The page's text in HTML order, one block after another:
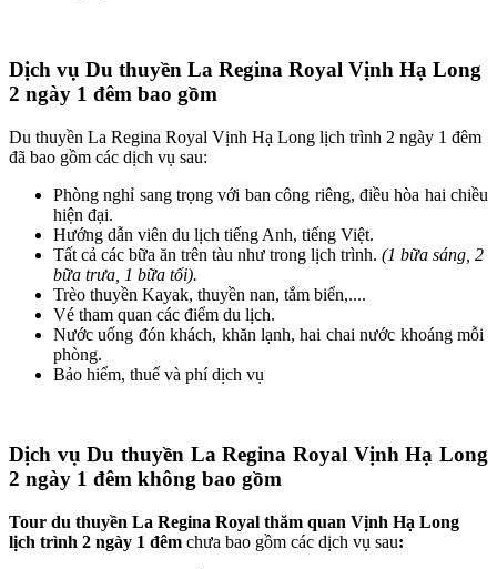
Dịch vụ Du thuyền La Regina Royal Vịnh Hạ Long
2 ngày 1 đêm bao gồm
Du thuyền La Regina Royal Vịnh Hạ Long lịch trình 2 ngày 1 đêm
đã bao gồm các dịch vụ sau:
Phòng nghỉ sang trọng với ban công riêng, điều hòa hai chiều
hiện đại.
Hướng dẫn viên du lịch tiếng Anh, tiếng Việt.
Tất cả các bữa ăn trên tàu như trong lịch trình. (1 bữa sáng, 2
bữa trưa, 1 bữa tối).
Trèo thuyền Kayak, thuyền nan, tắm biển,....
Vé tham quan các điểm du lịch.
Nước uống đón khách, khăn lạnh, hai chai nước khoáng mỗi
phòng.
Bảo hiểm, thuế và phí dịch vụ
Dịch vụ Du thuyền La Regina Royal Vịnh Hạ Long
2 ngày 1 đêm không bao gồm
Tour du thuyền La Regina Royal thăm quan Vịnh Hạ Long
lịch trình 2 ngày 1 đêm chưa bao gồm các dịch vụ sau: